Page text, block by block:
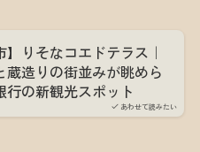
あわせて読みたい
】りそなコエドテラス｜
蔵造りの街並みが眺めら
行の新観光スポット